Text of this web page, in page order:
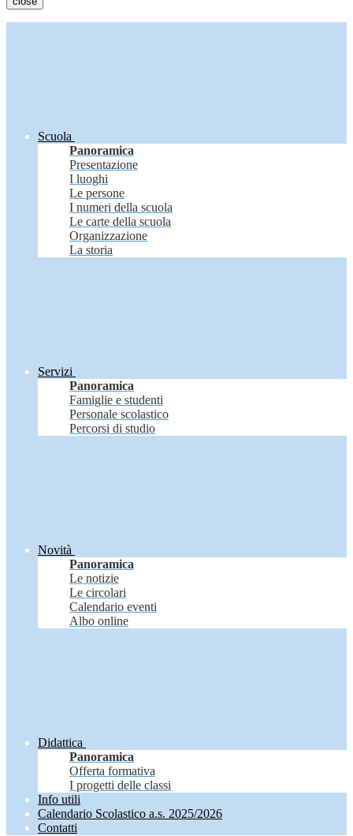
Scuola
Panoramica
Presentazione
I luoghi
Le persone
I numeri della scuola
Le carte della scuola
Organizzazione
La storia
Servizi
Panoramica
Famiglie e studenti
Personale scolastico
Percorsi di studio
Novità
Panoramica
Le notizie
Le circolari
Calendario eventi
Albo online
Didattica
Panoramica
Offerta formativa
I progetti delle classi
Info utili
Calendario Scolastico a.s. 2025/2026
Contatti